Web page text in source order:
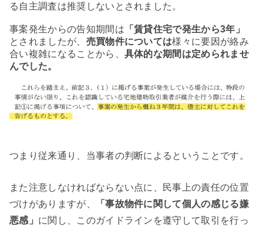
る自主調査は推奨しないとされました。
事案発生からの告知期間は 「賃貸住宅で発生から3年」
とされましたが、 売買物件については様々に要因が絡み
合い複雑になることから、 具体的な期間は定められませ
んでした。
つまり従来通り、当事者の判断によるということです。
また注意しなければならない点に、民事上の責任の位置
づけがありますが、
「事故物件に関して個人の感じる嫌
悪感」 に関し、このガイドラインを遵守して取引を行っ